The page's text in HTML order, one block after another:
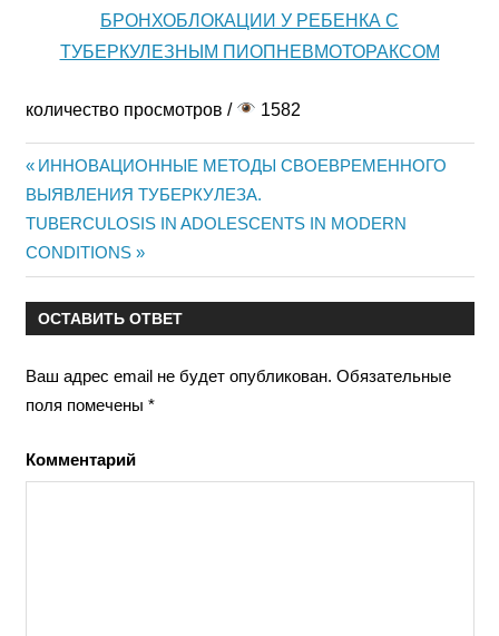
БРОНХОБЛОКАЦИИ У РЕБЕНКА С
ТУБЕРКУЛЕЗНЫМ ПИОПНЕВМОТОРАКСОМ
количество просмотров / 1582
Навигация
по
записям
Предыдущая
запись:
ИННОВАЦИОННЫЕ МЕТОДЫ СВОЕВРЕМЕННОГО
ВЫЯВЛЕНИЯ ТУБЕРКУЛЕЗА.
Следующая
запись:
TUBERCULOSIS IN ADOLESCENTS IN MODERN
CONDITIONS
ОСТАВИТЬ ОТВЕТ
Ваш адрес email не будет опубликован. Обязательные
поля помечены *
Комментарий